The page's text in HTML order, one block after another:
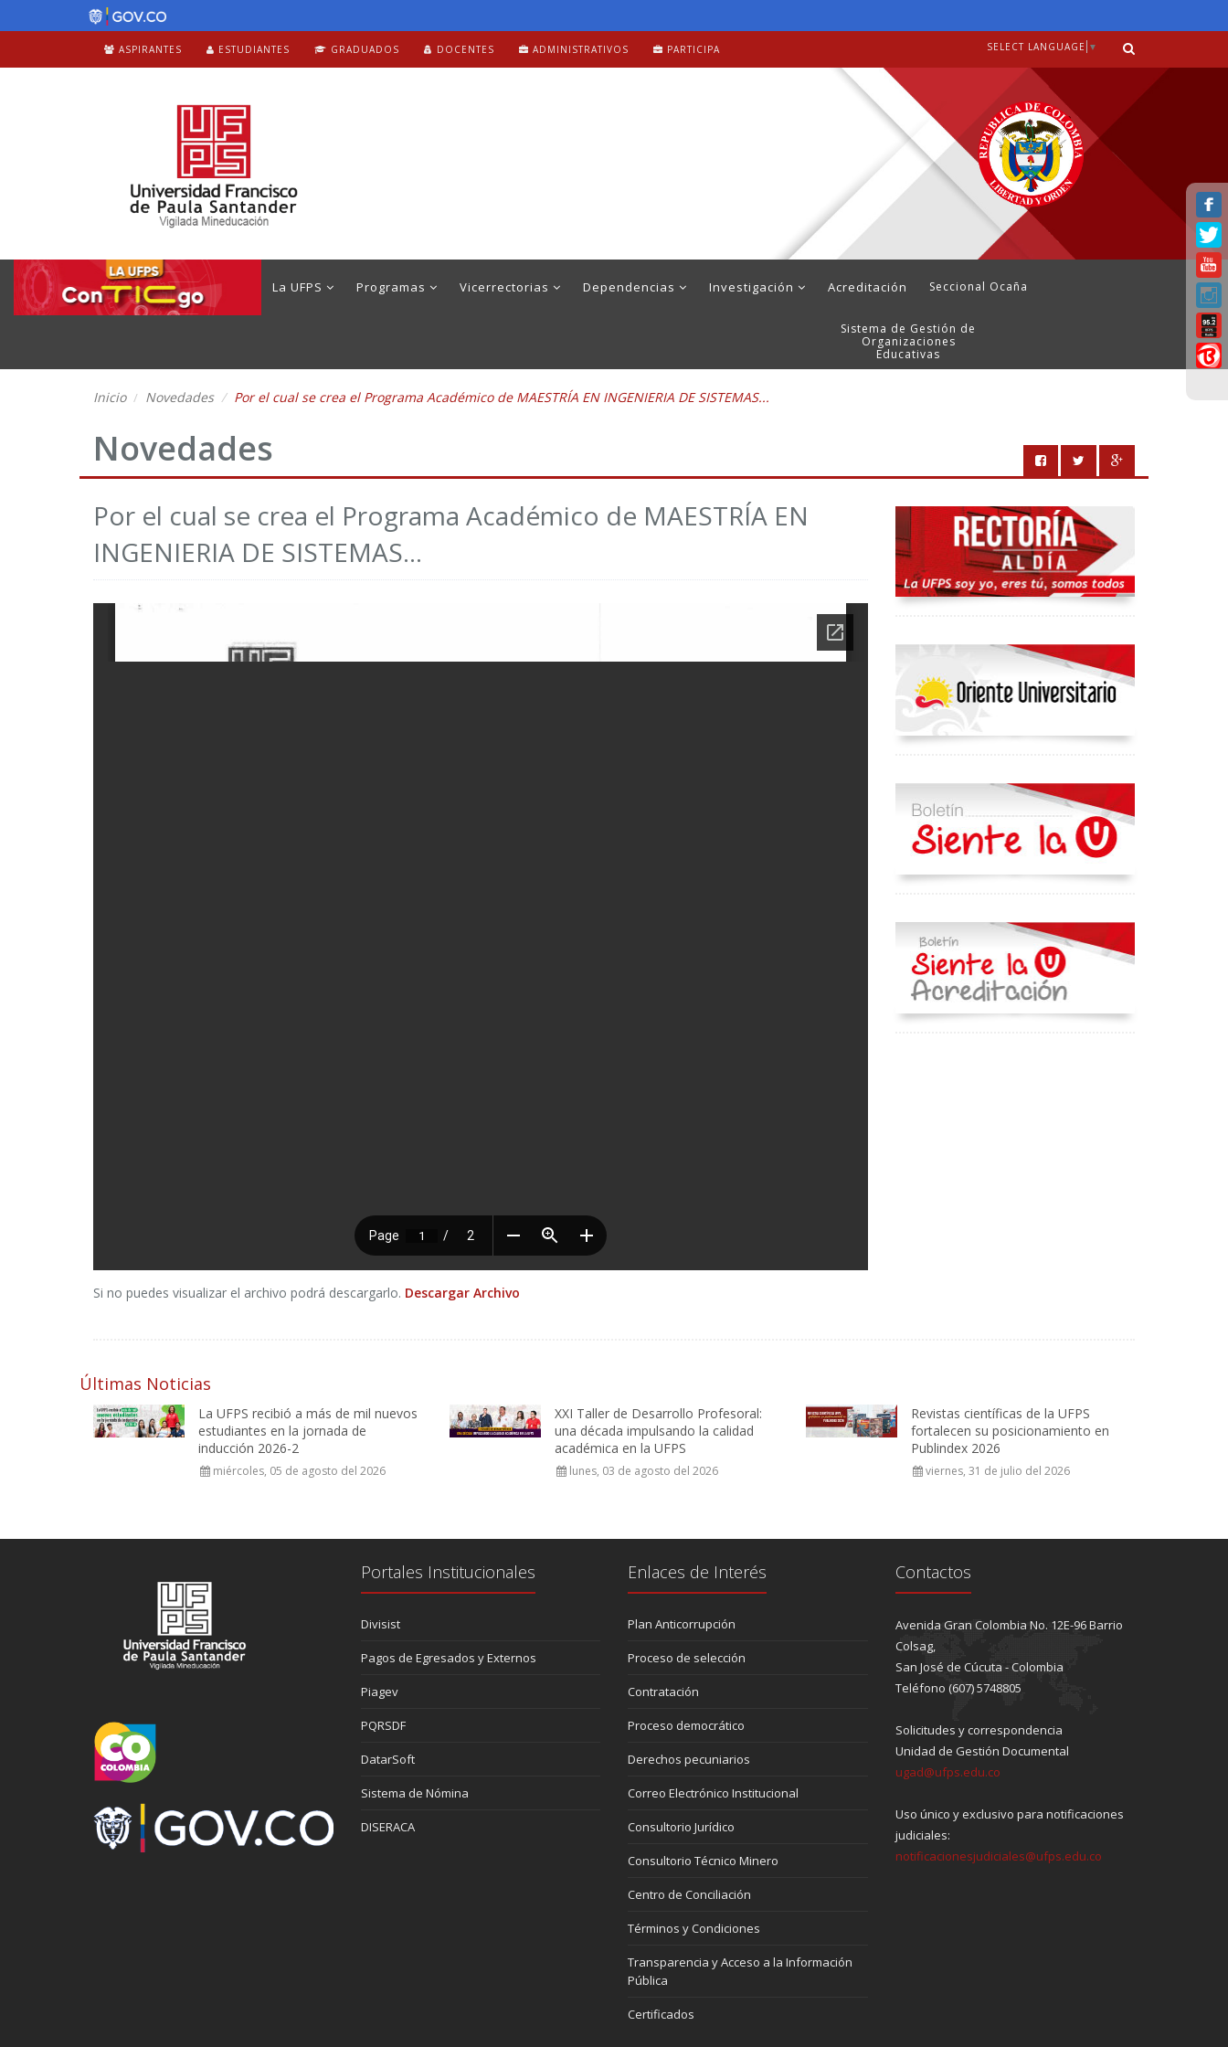
ASPIRANTES ESTUDIANTES GRADUADOS DOCENTES ADMINISTRATIVOS PARTICIPA SELECT LANGUAGE ▼
La UFPS Programas Vicerrectorias Dependencias Investigación Acreditación Seccional Ocaña
Sistema de Gestión de
Organizaciones
Educativas
Inicio Novedades Por el cual se crea el Programa Académico de MAESTRÍA EN INGENIERIA DE SISTEMAS...
Novedades
Por el cual se crea el Programa Académico de MAESTRÍA EN
INGENIERIA DE SISTEMAS...
Si no puedes visualizar el archivo podrá descargarlo. Descargar Archivo
Últimas Noticias
La UFPS recibió a más de mil nuevos
estudiantes en la jornada de
inducción 2026-2
miércoles, 05 de agosto del 2026
XXI Taller de Desarrollo Profesoral:
una década impulsando la calidad
académica en la UFPS
lunes, 03 de agosto del 2026
Revistas científicas de la UFPS
fortalecen su posicionamiento en
Publindex 2026
viernes, 31 de julio del 2026
Portales Institucionales
Divisist
Pagos de Egresados y Externos
Piagev
PQRSDF
DatarSoft
Sistema de Nómina
DISERACA
Enlaces de Interés
Plan Anticorrupción
Proceso de selección
Contratación
Proceso democrático
Derechos pecuniarios
Correo Electrónico Institucional
Consultorio Jurídico
Consultorio Técnico Minero
Centro de Conciliación
Términos y Condiciones
Transparencia y Acceso a la Información
Pública
Certificados
Contactos
Avenida Gran Colombia No. 12E-96 Barrio
Colsag,
San José de Cúcuta - Colombia
Teléfono (607) 5748805
Solicitudes y correspondencia
Unidad de Gestión Documental
ugad@ufps.edu.co
Uso único y exclusivo para notificaciones
judiciales:
notificacionesjudiciales@ufps.edu.co